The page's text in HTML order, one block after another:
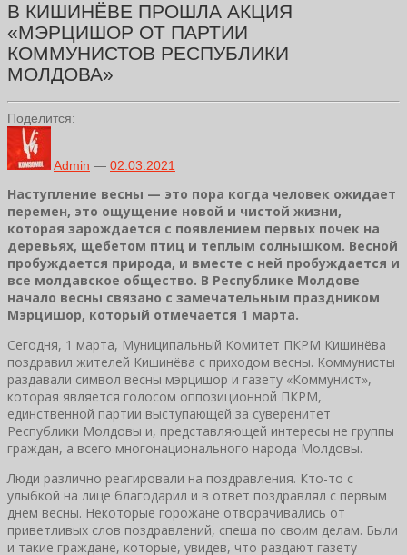
В КИШИНЁВЕ ПРОШЛА АКЦИЯ
«МЭРЦИШОР ОТ ПАРТИИ
КОММУНИСТОВ РЕСПУБЛИКИ
МОЛДОВА»
Поделится:
Admin — 02.03.2021
Наступление весны — это пора когда человек ожидает
перемен, это ощущение новой и чистой жизни,
которая зарождается с появлением первых почек на
деревьях, щебетом птиц и теплым солнышком. Весной
пробуждается природа, и вместе с ней пробуждается и
все молдавское общество. В Республике Молдове
начало весны связано с замечательным праздником
Мэрцишор, который отмечается 1 марта.
Сегодня, 1 марта, Муниципальный Комитет ПКРМ Кишинёва
поздравил жителей Кишинёва с приходом весны. Коммунисты
раздавали символ весны мэрцишор и газету «Коммунист»,
которая является голосом оппозиционной ПКРМ,
единственной партии выступающей за суверенитет
Республики Молдовы и, представляющей интересы не группы
граждан, а всего многонационального народа Молдовы.
Люди различно реагировали на поздравления. Кто-то с
улыбкой на лице благодарил и в ответ поздравлял с первым
днем весны. Некоторые горожане отворачивались от
приветливых слов поздравлений, спеша по своим делам. Были
и такие граждане, которые, увидев, что раздают газету